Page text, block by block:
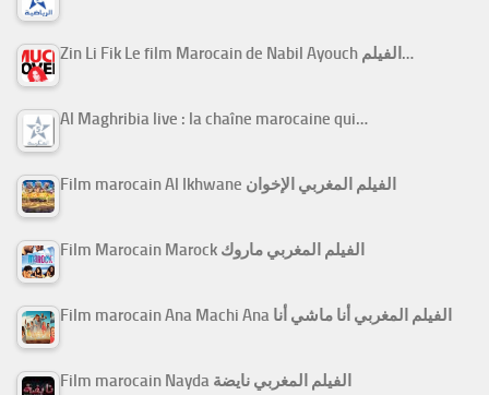
Zin Li Fik Le film Marocain de Nabil Ayouch الفيلم…
Al Maghribia live : la chaîne marocaine qui…
Film marocain Al Ikhwane الفيلم المغربي الإخوان
Film Marocain Marock الفيلم المغربي ماروك
Film marocain Ana Machi Ana الفيلم المغربي أنا ماشي أنا
Film marocain Nayda الفيلم المغربي نايضة